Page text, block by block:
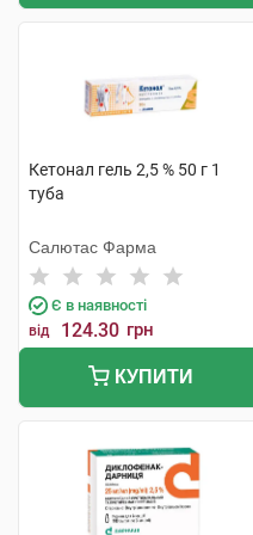
Кетонал гель 2,5 % 50 г 1
туба
Салютас Фарма
Є в наявності
від 124.30 грн
КУПИТИ